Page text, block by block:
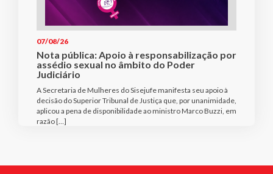
07/08/26
Nota pública: Apoio à responsabilização por
assédio sexual no âmbito do Poder
Judiciário
A Secretaria de Mulheres do Sisejufe manifesta seu apoio à
decisão do Superior Tribunal de Justiça que, por unanimidade,
aplicou a pena de disponibilidade ao ministro Marco Buzzi, em
razão […]